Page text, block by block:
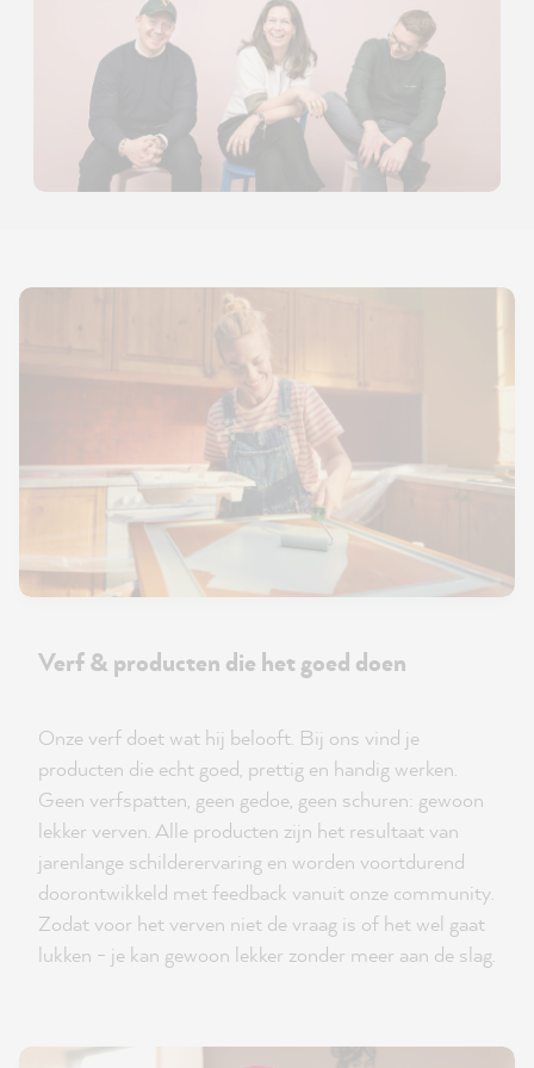
Verf & producten die het goed doen
Onze verf doet wat hij belooft. Bij ons vind je
producten die echt goed, prettig en handig werken.
Geen verfspatten, geen gedoe, geen schuren: gewoon
lekker verven. Alle producten zijn het resultaat van
jarenlange schilderervaring en worden voortdurend
doorontwikkeld met feedback vanuit onze community.
Zodat voor het verven niet de vraag is of het wel gaat
lukken - je kan gewoon lekker zonder meer aan de slag.